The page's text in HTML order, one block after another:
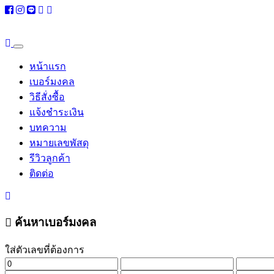
หน้าแรก
เบอร์มงคล
วิธีสั่งซื้อ
แจ้งชำระเงิน
บทความ
หมายเลขพัสดุ
รีวิวลูกค้า
ติดต่อ
ค้นหาเบอร์มงคล
ใส่ตัวเลขที่ต้องการ